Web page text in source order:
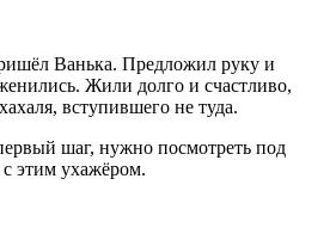
Ванька. Предложил руку и
Жили долго и счастливо,
вступившего не туда.
шаг, нужно посмотреть под
с этим ухажёром.